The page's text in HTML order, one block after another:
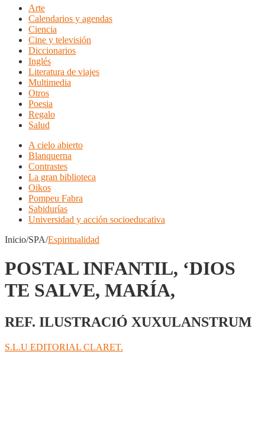
Arte
Calendarios y agendas
Ciencia
Cine y televisión
Diccionarios
Inglés
Literatura de viajes
Multimedia
Otros
Poesia
Regalo
Salud
A cielo abierto
Blanquerna
Contrastes
La gran biblioteca
Oikos
Pompeu Fabra
Sabidurías
Universidad y acción socioeducativa
Inicio/SPA/Espiritualidad
POSTAL INFANTIL, ‘DIOS
TE SALVE, MARÍA,
REF. ILUSTRACIÓ XUXULANSTRUM
S.L.U EDITORIAL CLARET.